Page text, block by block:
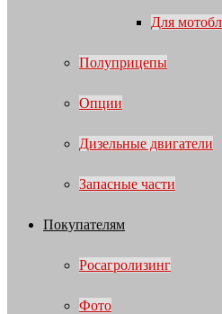
Для
Полуприцепы
Опции
Дизельные двигатели
Запасные части
Покупателям
Росагролизинг
Фото